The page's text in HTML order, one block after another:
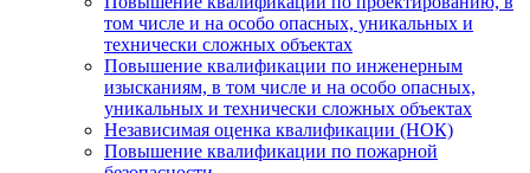
том числе и на особо опасных, уникальных и
технически сложных объектах
Повышение квалификации по инженерным
изысканиям, в том числе и на особо опасных,
уникальных и технически сложных объектах
Независимая оценка квалификации (НОК)
Повышение квалификации по пожарной